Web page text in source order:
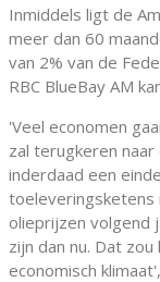
Inmiddels ligt de
meer dan 60
van 2% van de
RBC BlueBay AM
'Veel economen
zal terugkeren
inderdaad een
toeleveringsketens
olieprijzen volgend
zijn dan nu. Dat
economisch